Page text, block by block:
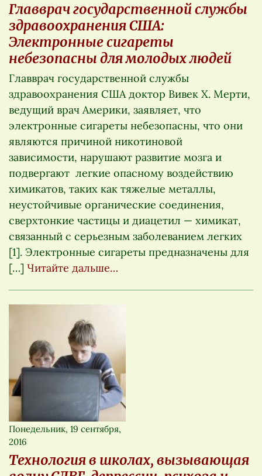
Главврач государственной службы
здравоохранения США:
Электронные сигареты
небезопасны для молодых людей
Главврач государственной службы
здравоохранения США доктор Вивек Х. Мерти,
ведущий врач Америки, заявляет, что
электронные сигареты небезопасны, что они
являются причиной никотиновой
зависимости, нарушают развитие мозга и
подвергают легкие опасному воздействию
химикатов, таких как тяжелые металлы,
неустойчивые органические соединения,
сверхтонкие частицы и диацетил — химикат,
связанный с серьезным заболеванием легких
[1]. Электронные сигареты предназначены для
[…] Читайте дальше…
Понедельник, 19 сентября,
2016
Технология в школах, вызывающая